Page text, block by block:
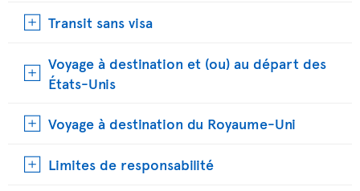
Transit sans visa
Voyage à destination et (ou) au départ des
États-Unis
Voyage à destination du Royaume-Uni
Limites de responsabilité